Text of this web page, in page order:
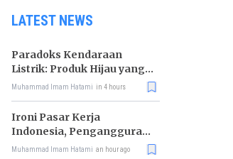
LATEST NEWS
Paradoks Kendaraan
Listrik: Produk Hijau yang
Ancam Hutan Tropis
Muhammad Imam Hatami in 4 hours
Ironi Pasar Kerja
Indonesia, Pengangguran
Didominasi Lulusan SMK
Muhammad Imam Hatami an hour ago